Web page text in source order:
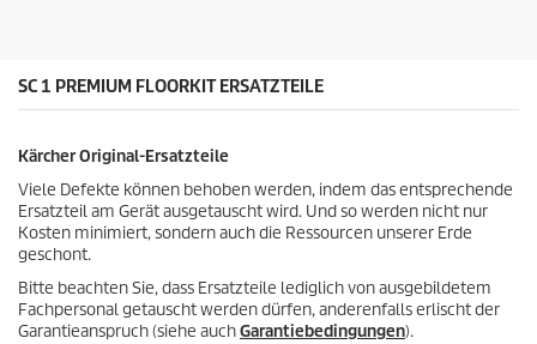
s
P
d
u
k
t
s
.
2
e
w
e
r
t
u
n
g
e
SC 1 PREMIUM FLOORKIT ERSATZTEILE
Kärcher Original-Ersatzteile
Viele Defekte können behoben werden, indem das entsprechende
Ersatzteil am Gerät ausgetauscht wird. Und so werden nicht nur
Kosten minimiert, sondern auch die Ressourcen unserer Erde
geschont.
Bitte beachten Sie, dass Ersatzteile lediglich von ausgebildetem
Fachpersonal getauscht werden dürfen, anderenfalls erlischt der
Garantieanspruch (siehe auchGarantiebedingungen).